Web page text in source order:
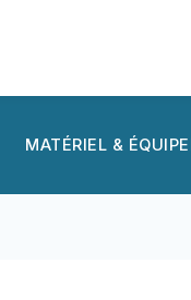
MATÉRIEL &